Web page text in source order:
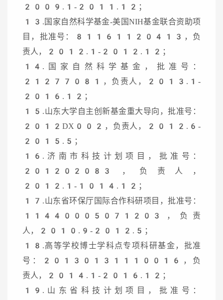
2009.1-2011.12；
13.国家自然科学基金-美国NIH基金联合资助项
目，批准号：81161120413，负
责人，2012.1-2012.12；
14.国家自然科学基金，批准号：
21277081，负责人，2013.1-
2016.12；
15.山东大学自主创新基金重大导向，批准号：
2012DX002，负责人，2012.6-
2015.5；
16.济南市科技计划项目，批准号：
201202083，负责人，
2012.1-1014.12；
17.山东省环保厅国际合作科研项目，批准号：
11440005071203，负责
人，2010.9-2012.5；
18.高等学校博士学科点专项科研基金，批准
号：20130131110016，负
责人，2014.1-2016.12；
19.山东省科技计划项目，批准号：